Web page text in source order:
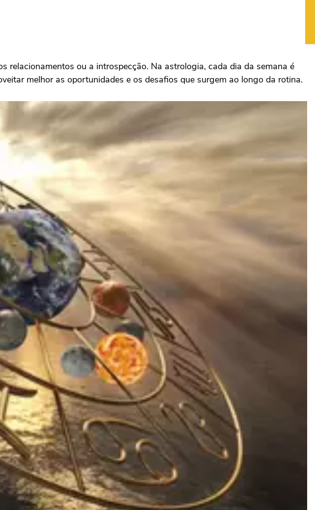
relacionamentos ou a introspecção. Na astrologia, cada dia da semana é
melhor as oportunidades e os desafios que surgem ao longo da rotina.